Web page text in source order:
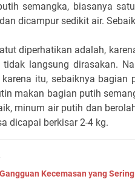
semangka, biasanya
dicampur sedikit air.
diperhatikan adalah,
langsung dirasakan.
karena itu, sebaiknya
makan bagian putih
minum air putih dan
dicapai berkisar 2-4 kg.
Kecemasan yang